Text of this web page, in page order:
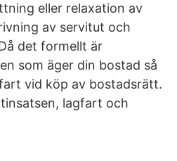
eller relaxation av
av servitut och
det formellt är
som äger din bostad så
vid köp av bostadsrätt.
lagfart och